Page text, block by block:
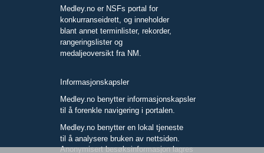
Medley.no er NSFs portal for
konkurranseidrett, og inneholder
blant annet terminlister, rekorder,
rangeringslister og
medaljeoversikt fra NM.
Informasjonskapsler
Medley.no benytter informasjonskapsler
til å forenkle navigering i portalen.
Medley.no benytter en lokal tjeneste
til å analysere bruken av nettsiden.
Anonymisert besøksinformasjon lagres